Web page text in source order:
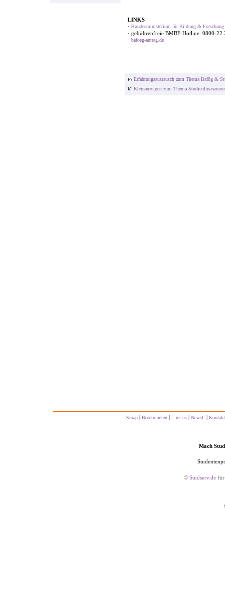
LINKS
· Bundesministerium für Bildung &
· gebührenfreie BMBF-Hotline: 0800-22
· bafoeg-antrag.de
Erfahrungsaustausch zum Thema Bafög &
Kleinanzeigen zum Thema
Smap | Bookmarken | Link us | Newsl. | Kontakt
Mach
© Studserv.de für